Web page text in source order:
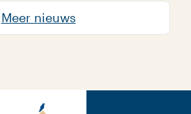
Meer nieuws